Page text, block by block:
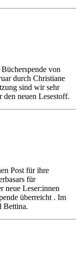
von
durch Christiane
sind wir sehr
den neuen Lesestoff.
Post für ihre
für
neue Leser:innen
überreicht . Im
Bettina.